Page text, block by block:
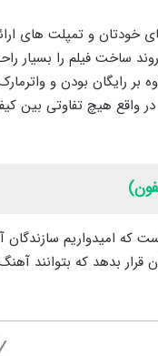
خودتان و تمپلت های
ساخت فیلم را بسیار
بر رایگان بودن و
واقع هیچ تفاوتی بین
امیدواریم سازندگان
قرار بدهد که بتوانند